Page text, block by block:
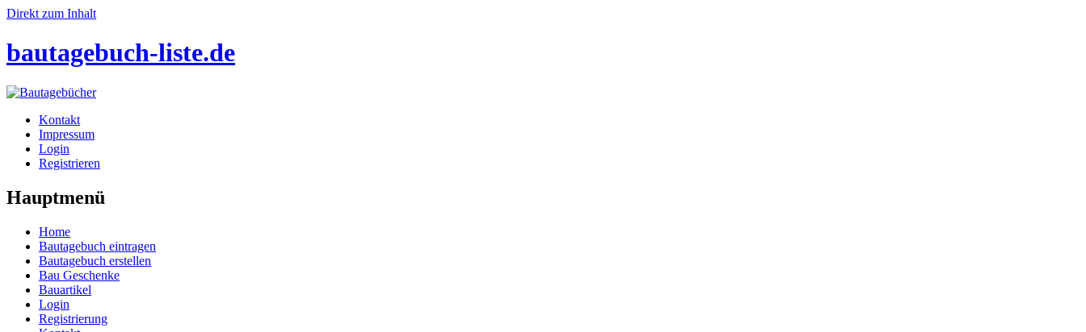
Direkt zum Inhalt
bautagebuch-liste.de
Kontakt
Impressum
Login
Registrieren
Hauptmenü
Home
Bautagebuch eintragen
Bautagebuch erstellen
Bau Geschenke
Bauartikel
Login
Registrierung